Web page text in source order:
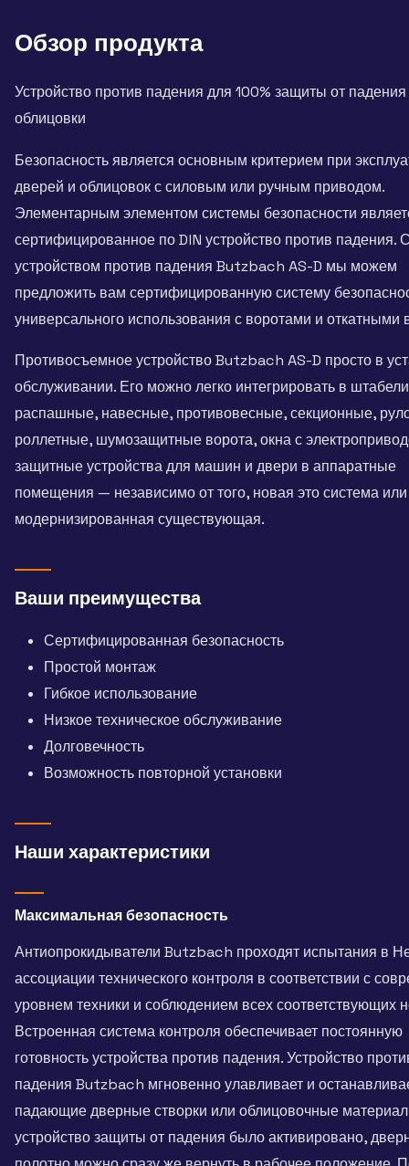
Обзор продукта
Устройство против падения для 100% защиты от
облицовки
Безопасность является основным критерием при
дверей и облицовок с силовым или ручным приводом.
Элементарным элементом системы безопасности
сертифицированное по DIN устройство против падения.
устройством против падения Butzbach AS-D мы можем
предложить вам сертифицированную систему
универсального использования с воротами и откатными
Противосъемное устройство Butzbach AS-D просто в
обслуживании. Его можно легко интегрировать в
распашные, навесные, противовесные, секционные,
роллетные, шумозащитные ворота, окна с
защитные устройства для машин и двери в аппаратные
помещения — независимо от того, новая это система или
модернизированная существующая.
Ваши преимущества
Сертифицированная безопасность
Простой монтаж
Гибкое использование
Низкое техническое обслуживание
Долговечность
Возможность повторной установки
Наши характеристики
Максимальная безопасность
Антиопрокидыватели Butzbach проходят испытания в
ассоциации технического контроля в соответствии с
уровнем техники и соблюдением всех соответствующих
Встроенная система контроля обеспечивает постоянную
готовность устройства против падения. Устройство
падения Butzbach мгновенно улавливает и
падающие дверные створки или облицовочные
устройство защиты от падения было активировано,